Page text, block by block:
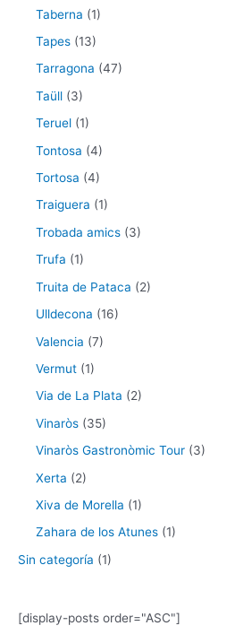
Taberna (1)
Tapes (13)
Tarragona (47)
Taüll (3)
Teruel (1)
Tontosa (4)
Tortosa (4)
Traiguera (1)
Trobada amics (3)
Trufa (1)
Truita de Pataca (2)
Ulldecona (16)
Valencia (7)
Vermut (1)
Via de La Plata (2)
Vinaròs (35)
Vinaròs Gastronòmic Tour (3)
Xerta (2)
Xiva de Morella (1)
Zahara de los Atunes (1)
Sin categoría (1)
[display-posts order="ASC"]